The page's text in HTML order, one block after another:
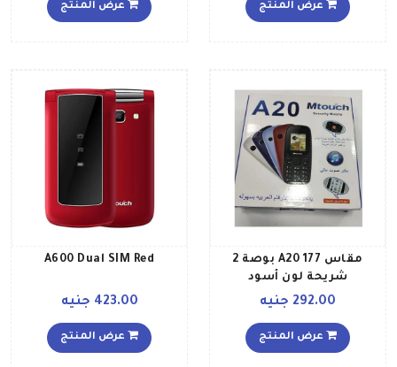
عرض المنتج عرض المنتج
مقاس A20 177 بوصة 2
شريحة لون أسود
292.00 جنيه
عرض المنتج
A600 Dual SIM Red
423.00 جنيه
عرض المنتج